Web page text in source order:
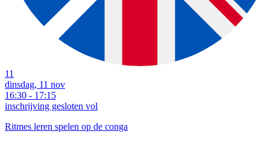
11
dinsdag, 11 nov
16:30 - 17:15
inschrijving gesloten vol
Ritmes leren spelen op de conga